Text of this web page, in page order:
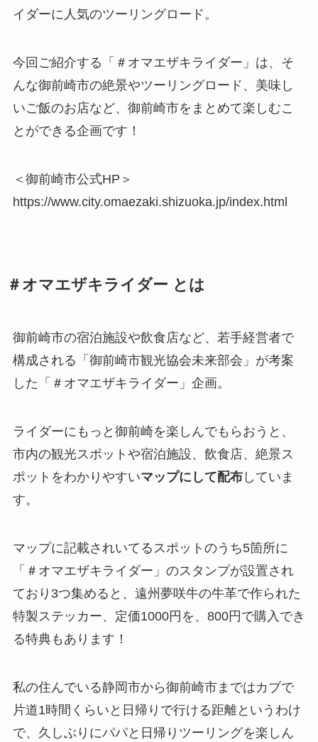
イダーに人気のツーリングロード。
今回ご紹介する「＃オマエザキライダー」は、そ
んな御前崎市の絶景やツーリングロード、美味し
いご飯のお店など、御前崎市をまとめて楽しむこ
とができる企画です！
＜御前崎市公式HP＞
https://www.city.omaezaki.shizuoka.jp/index.html
＃オマエザキライダー とは
御前崎市の宿泊施設や飲食店など、若手経営者で
構成される「御前崎市観光協会未来部会」が考案
した「＃オマエザキライダー」企画。
ライダーにもっと御前崎を楽しんでもらおうと、
市内の観光スポットや宿泊施設、飲食店、絶景ス
ポットをわかりやすいマップにして配布していま
す。
マップに記載されいてるスポットのうち5箇所に
「＃オマエザキライダー」のスタンプが設置され
ており3つ集めると、遠州夢咲牛の牛革で作られた
特製ステッカー、定価1000円を、800円で購入でき
る特典もあります！
私の住んでいる静岡市から御前崎市まではカブで
片道1時間くらいと日帰りで行ける距離というわけ
で、久しぶりにパパと日帰りツーリングを楽しん